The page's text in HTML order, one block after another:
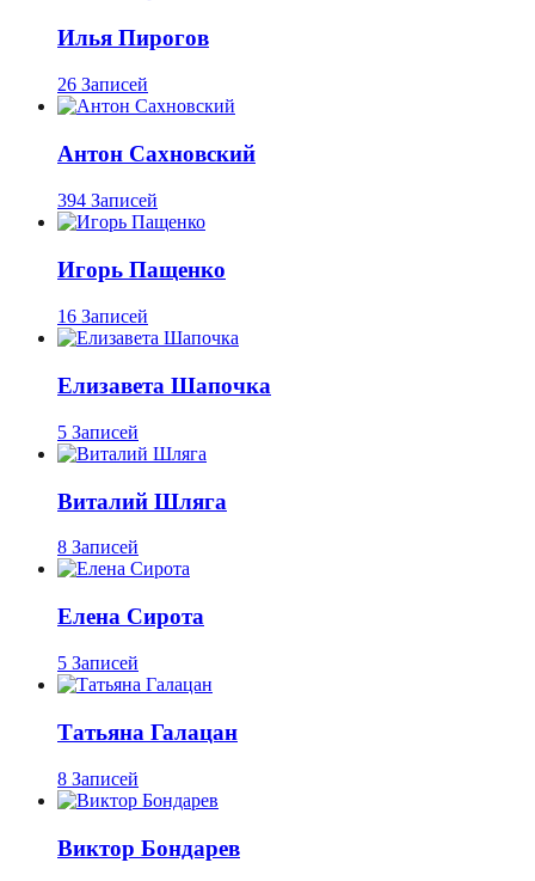
Илья Пирогов
26 Записей
Антон Сахновский
394 Записей
Игорь Пащенко
16 Записей
Елизавета Шапочка
5 Записей
Виталий Шляга
8 Записей
Елена Сирота
5 Записей
Татьяна Галацан
8 Записей
Виктор Бондарев